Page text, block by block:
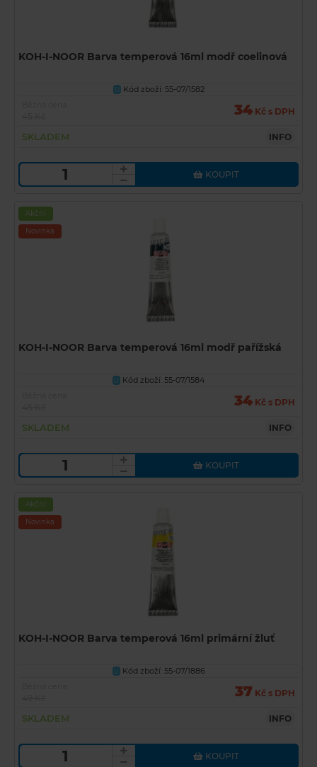
KOH-I-NOOR Barva temperová 16ml modř coelinová
U Kód zboží: 55-07/1582
34 Kč s DPH
SKLADEM INFO
KOUPIT
Akční
Novinka
KOH-I-NOOR Barva temperová 16ml modř pařížská
U
Kód zboží: 55-07/1584
34 Kč s DPH
SKLADEM INFO
KOUPIT
Akční
Novinka
KOH-I-NOOR Barva temperová 16ml primární žluť
U Kód zboží: 55-07/1886
37 Kč s DPH
SKLADEM INFO
KOUPIT